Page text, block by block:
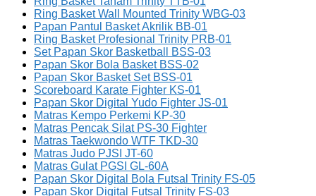
Ring Basket Wall Mounted Trinity WBG-03
Papan Pantul Basket Akrilik BB-01
Ring Basket Profesional Trinity PRB-01
Set Papan Skor Basketball BSS-03
Papan Skor Bola Basket BSS-02
Papan Skor Basket Set BSS-01
Scoreboard Karate Fighter KS-01
Papan Skor Digital Yudo Fighter JS-01
Matras Kempo Perkemi KP-30
Matras Pencak Silat PS-30 Fighter
Matras Taekwondo WTF TKD-30
Matras Judo PJSI JT-60
Matras Gulat PGSI GL-60A
Papan Skor Digital Bola Futsal Trinity FS-05
Papan Skor Digital Futsal Trinity FS-03